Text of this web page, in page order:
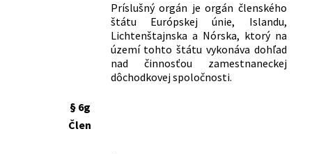
Príslušný orgán je orgán členského
štátu Európskej únie, Islandu,
Lichtenštajnska a Nórska, ktorý na
území tohto štátu vykonáva dohľad
nad činnosťou zamestnaneckej
dôchodkovej spoločnosti.
§ 6g
Člen